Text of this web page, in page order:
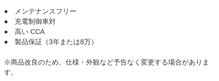
● メンテナンスフリー
● 充電制御車対
● 高い CCA
● 製品保証（3年または8万）
※商品改良のため、仕様・外観など予告なく変更する場合がありま
す。